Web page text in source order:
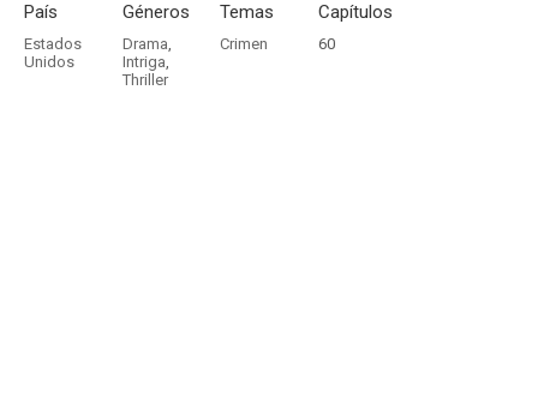
País
Estados
Unidos
Géneros
Drama,
Intriga,
Thriller
Temas
Crimen
Capítulos
60